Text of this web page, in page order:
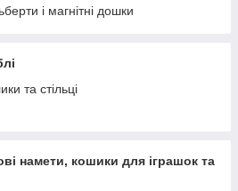
і магнітні дошки
та стільці
намети, кошики для іграшок та